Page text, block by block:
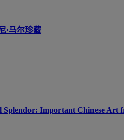
·马尔珍藏
Splendor: Important Chinese Art